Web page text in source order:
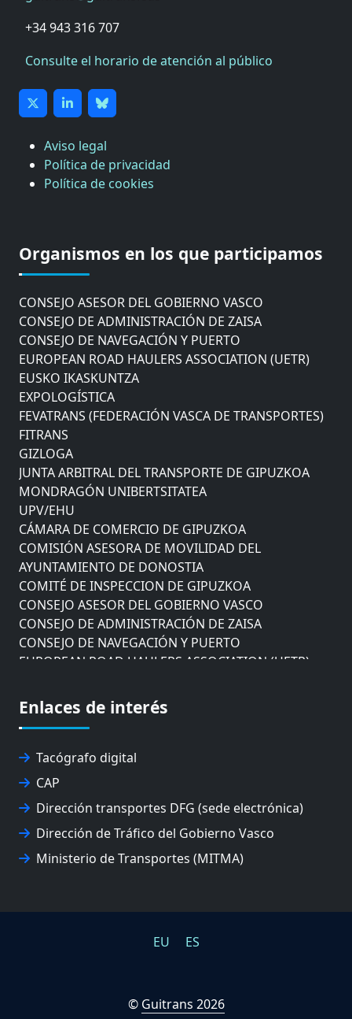
+34 943 316 707
Consulte el horario de atención al público
Aviso legal
Política de privacidad
Política de cookies
Organismos en los que participamos
AYUNTAMIENTO DE DONOSTIA
COMITÉ DE INSPECCION DE GIPUZKOA
CONSEJO ASESOR DEL GOBIERNO VASCO
CONSEJO DE ADMINISTRACIÓN DE ZAISA
CONSEJO DE NAVEGACIÓN Y PUERTO
EUROPEAN ROAD HAULERS ASSOCIATION (UETR)
EUSKO IKASKUNTZA
EXPOLOGÍSTICA
FEVATRANS (FEDERACIÓN VASCA DE TRANSPORTES)
FITRANS
GIZLOGA
JUNTA ARBITRAL DEL TRANSPORTE DE GIPUZKOA
MONDRAGÓN UNIBERTSITATEA
UPV/EHU
CÁMARA DE COMERCIO DE GIPUZKOA
COMISIÓN ASESORA DE MOVILIDAD DEL
AYUNTAMIENTO DE DONOSTIA
COMITÉ DE INSPECCION DE GIPUZKOA
CONSEJO ASESOR DEL GOBIERNO VASCO
CONSEJO DE ADMINISTRACIÓN DE ZAISA
CONSEJO DE NAVEGACIÓN Y PUERTO
EUROPEAN ROAD HAULERS ASSOCIATION (UETR)
FEVATRANS (FEDERACIÓN VASCA DE TRANSPORTES)
FITRANS
GIZLOGA
JUNTA ARBITRAL DEL TRANSPORTE DE GIPUZKOA
MONDRAGÓN UNIBERTSITATEA
UPV/EHU
Enlaces de interés
Tacógrafo digital
CAP
Dirección transportes DFG (sede electrónica)
Dirección de Tráfico del Gobierno Vasco
Ministerio de Transportes (MITMA)
EU ES
© Guitrans 2026